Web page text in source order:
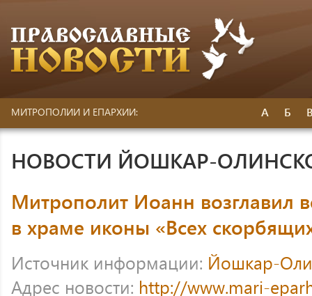
МИТРОПОЛИИ И ЕПАРХИИ: А Б
НОВОСТИ ЙОШКАР-
Митрополит Иоанн возглавил
в храме иконы «Всех
Источник информации: Йошкар-
Адрес новости: http://www.mari-